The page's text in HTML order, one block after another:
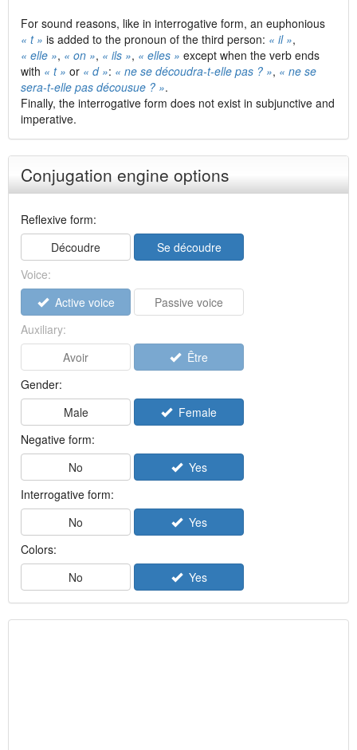
For sound reasons, like in interrogative form, an euphonious
« t » is added to the pronoun of the third person: « il »,
« elle », « on », « ils », « elles » except when the verb ends
with « t » or « d »: « ne se découdra-t-elle pas ? », « ne se
sera-t-elle pas décousue ? ».
Finally, the interrogative form does not exist in subjunctive and
imperative.
Conjugation engine options
Reflexive form:
Découdre
Se découdre
Voice:
Active voice
Passive voice
Auxiliary:
Avoir
Être
Gender:
Male
Female
Negative form:
No
Yes
Interrogative form:
No
Yes
Colors:
No
Yes